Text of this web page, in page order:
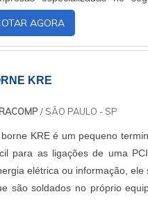
e durabilidade dos
de peças
o site da WRoma. A
que tenham ótima
valia para saber a
de demonstrar
pelos quais a WRoma
AGORA
KRE
/ SÃO PAULO - SP
KRE é um pequeno
para as ligações de uma
elétrica ou informação,
são soldados no próprio